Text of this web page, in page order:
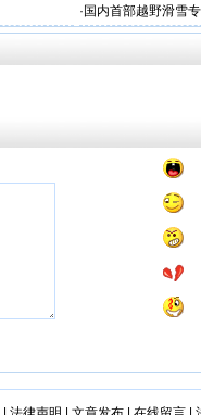
· 国内首部越野滑雪
学化训练理论与方法